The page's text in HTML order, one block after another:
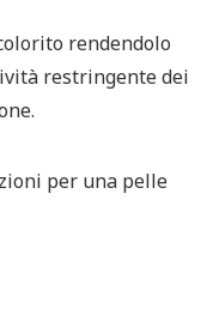
rendendolo
restringente dei
per una pelle